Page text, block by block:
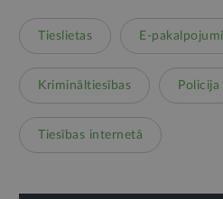
Tieslietas E-pakalpojumi
Krimināltiesības Policija
Tiesības internetā